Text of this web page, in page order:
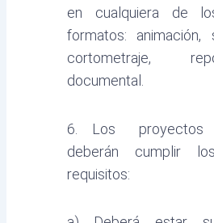
en cualquiera de
formatos: animación,
cortometraje,
documental.
6. Los proyectos
deberán cumplir
requisitos: